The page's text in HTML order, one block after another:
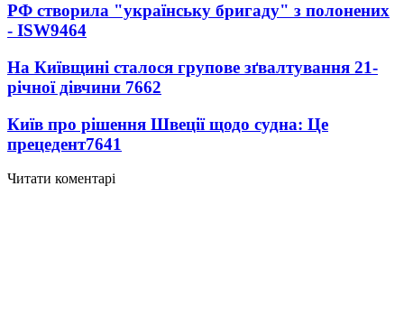
РФ створила "українську бригаду" з полонених
- ISW9464
На Київщині сталося групове зґвалтування 21-
річної дівчини 7662
Київ про рішення Швеції щодо судна: Це
прецедент7641
Читати коментарі